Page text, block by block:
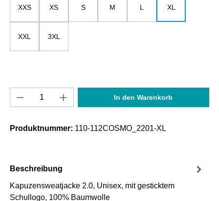
XXS XS S M L XL
XXL 3XL
Produkt Anzahl: Gib den gewünschten
In den Warenkorb
Produktnummer: 110-112COSMO_2201-XL
Beschreibung
Kapuzensweatjacke 2.0, Unisex, mit gesticktem
Schullogo, 100% Baumwolle